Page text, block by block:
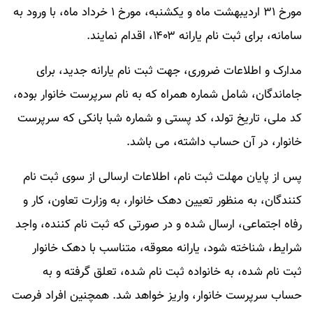
مورخ ۳۱ اردیبهشت‌ ماه و یکشنبه، مورخ ۱ خرداد ماه، با ورود به
سامانه، برای ثبت نام یارانه ۱۴۰۳، اقدام نمایند.
مدارک و اطلاعات ضروری، جهت ثبت نام یارانه جدید، برای
جاماندگان، شامل شماره همراه که به نام سرپرست خانوار بوده،
کد ملی، تاریخ تولد، کد پستی و شماره شبا بانکی که سرپرست
خانوار، در آن حساب داشته، می باشد.
پس از پایان مهلت ثبت‌ نام، اطلاعات ارسالی از سوی ثبت نام
کنندگان، به منظور تعیین دهک خانوار، به وزارت تعاون، کار و
رفاه اجتماعی، ارسال شده و در صورتی که ثبت نام کننده، واجد
شرایط، شناخته شود، یارانه معوقه، متناسب با دهک خانوار
ثبت نام شده، به خانواده ثبت نام شده، تعلق گرفته و به
حساب سرپرست خانوار، واریز خواهد شد. همچنین افراد فرصت